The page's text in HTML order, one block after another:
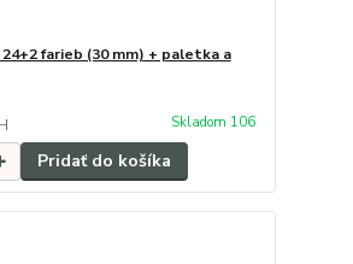
farieb (30 mm) + paletka a
Skladom 106
Pridať do košíka